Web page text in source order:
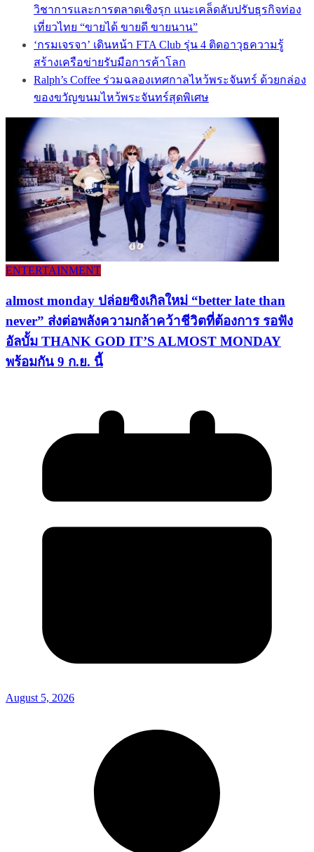
วิชาการและการตลาดเชิงรุก แนะเคล็ดลับปรับธุรกิจท่อง
เที่ยวไทย “ขายได้ ขายดี ขายนาน”
‘กรมเจรจา’ เดินหน้า FTA Club รุ่น 4 ติดอาวุธความรู้
สร้างเครือข่ายรับมือการค้าโลก
Ralph’s Coffee ร่วมฉลองเทศกาลไหว้พระจันทร์ ด้วยกล่อง
ของขวัญขนมไหว้พระจันทร์สุดพิเศษ
ENTERTAINMENT
almost monday ปล่อยซิงเกิลใหม่ “better late than
never” ส่งต่อพลังความกล้าคว้าชีวิตที่ต้องการ รอฟัง
อัลบั้ม THANK GOD IT’S ALMOST MONDAY
พร้อมกัน 9 ก.ย. นี้
August 5, 2026